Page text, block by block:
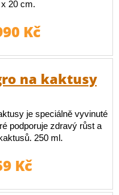
20 cm.
Kč
na kaktusy
je speciálně vyvinuté
podporuje zdravý růst a
250 ml.
Kč